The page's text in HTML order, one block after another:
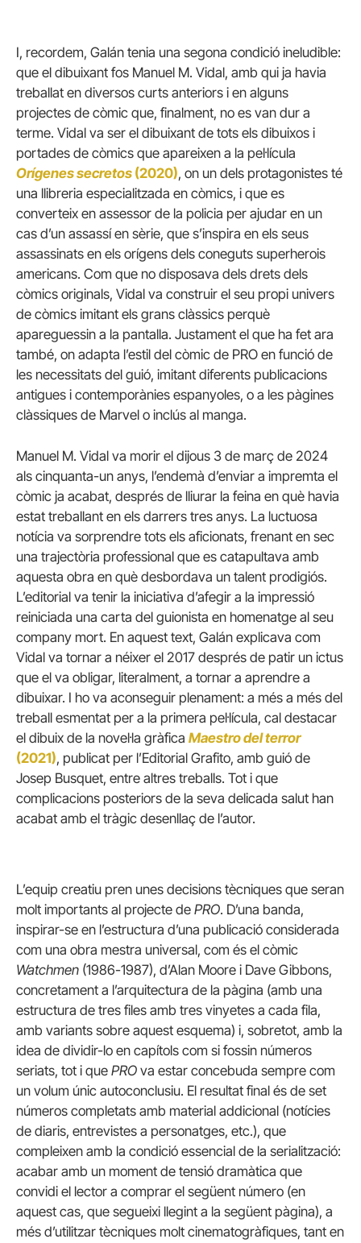
I, recordem, Galán tenia una segona condició ineludible:
que el dibuixant fos Manuel M. Vidal, amb qui ja havia
treballat en diversos curts anteriors i en alguns
projectes de còmic que, finalment, no es van dur a
terme. Vidal va ser el dibuixant de tots els dibuixos i
portades de còmics que apareixen a la pel·lícula
Orígenes secretos (2020), on un dels protagonistes té
una llibreria especialitzada en còmics, i que es
converteix en assessor de la policia per ajudar en un
cas d’un assassí en sèrie, que s’inspira en els seus
assassinats en els orígens dels coneguts superherois
americans. Com que no disposava dels drets dels
còmics originals, Vidal va construir el seu propi univers
de còmics imitant els grans clàssics perquè
apareguessin a la pantalla. Justament el que ha fet ara
també, on adapta l’estil del còmic de PRO en funció de
les necessitats del guió, imitant diferents publicacions
antigues i contemporànies espanyoles, o a les pàgines
clàssiques de Marvel o inclús al manga.
Manuel M. Vidal va morir el dijous 3 de març de 2024
als cinquanta-un anys, l’endemà d’enviar a impremta el
còmic ja acabat, després de lliurar la feina en què havia
estat treballant en els darrers tres anys. La luctuosa
notícia va sorprendre tots els aficionats, frenant en sec
una trajectòria professional que es catapultava amb
aquesta obra en què desbordava un talent prodigiós.
L’editorial va tenir la iniciativa d’afegir a la impressió
reiniciada una carta del guionista en homenatge al seu
company mort. En aquest text, Galán explicava com
Vidal va tornar a néixer el 2017 després de patir un ictus
que el va obligar, literalment, a tornar a aprendre a
dibuixar. I ho va aconseguir plenament: a més a més del
treball esmentat per a la primera pel·lícula, cal destacar
el dibuix de la novel·la gràfica Maestro del terror
(2021), publicat per l’Editorial Grafito, amb guió de
Josep Busquet, entre altres treballs. Tot i que
complicacions posteriors de la seva delicada salut han
acabat amb el tràgic desenllaç de l’autor.
L’equip creatiu pren unes decisions tècniques que seran
molt importants al projecte de PRO. D’una banda,
inspirar-se en l’estructura d’una publicació considerada
com una obra mestra universal, com és el còmic
Watchmen (1986-1987), d’Alan Moore i Dave Gibbons,
concretament a l’arquitectura de la pàgina (amb una
estructura de tres files amb tres vinyetes a cada fila,
amb variants sobre aquest esquema) i, sobretot, amb la
idea de dividir-lo en capítols com si fossin números
seriats, tot i que PRO va estar concebuda sempre com
un volum únic autoconclusiu. El resultat final és de set
números completats amb material addicional (notícies
de diaris, entrevistes a personatges, etc.), que
compleixen amb la condició essencial de la serialització:
acabar amb un moment de tensió dramàtica que
convidi el lector a comprar el següent número (en
aquest cas, que segueixi llegint a la següent pàgina), a
més d’utilitzar tècniques molt cinematogràfiques, tant en